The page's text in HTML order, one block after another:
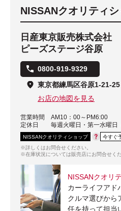
NISSANクオリティ
日産東京販売株式会社
ピーズステージ谷原
0800-919-9329
東京都練馬区谷原1-21-25
お店の地図を見る
営業時間
AM10：00～PM6:00
定休日
毎週火曜日・第一水曜日
NISSANクオリティショップ
今すぐ
※詳しくはお問合せください。
※在庫状況については販売店にお問合せく
NISSANクオリ
カーライフアド
クルマ選びから
任を持って担当